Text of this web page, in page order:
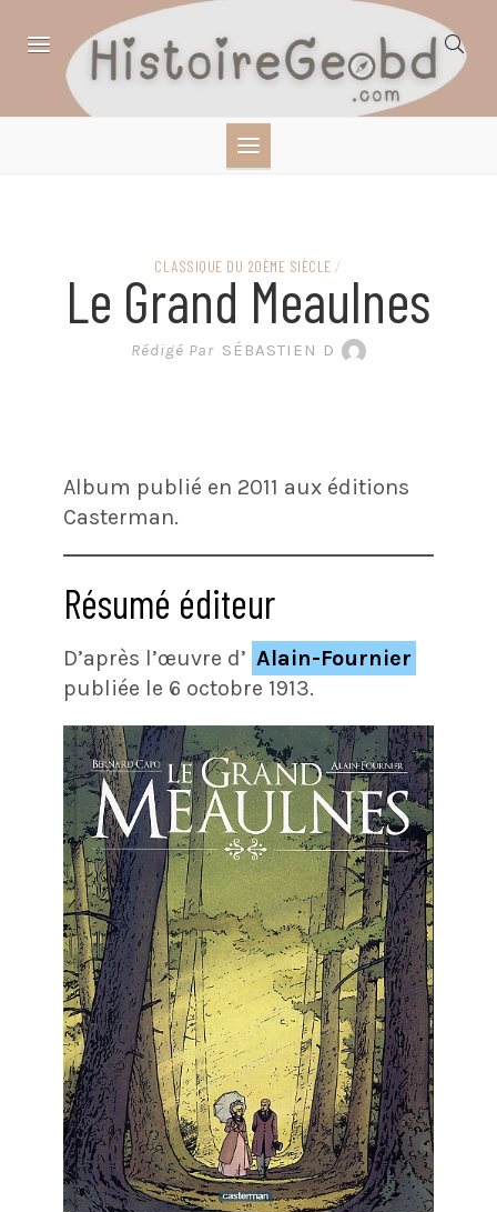
SCIENCES,
LITTÉRATURE EN
BANDE DESSINÉE
CLASSIQUE DU 20ÈME SIÈCLE /
Le Grand Meaulnes
Rédigé Par SÉBASTIEN D
Album publié en 2011 aux éditions
Casterman.
Résumé éditeur
D’après l’œuvre d’ Alain-Fournier
publiée le 6 octobre 1913.